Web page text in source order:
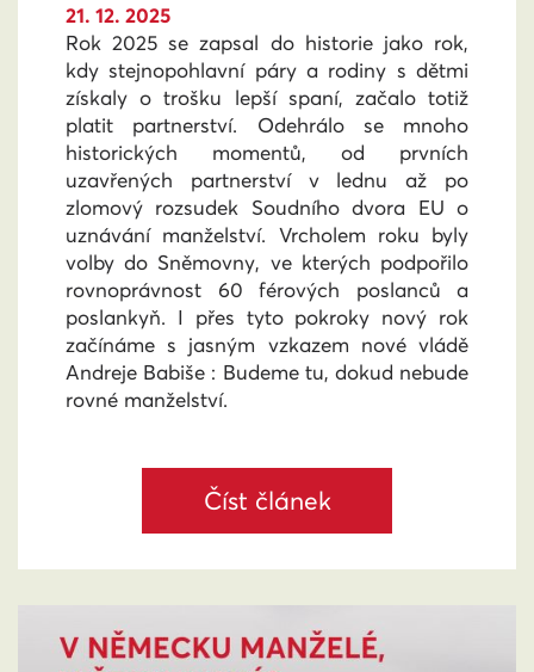
21. 12. 2025
Rok 2025 se zapsal do historie jako rok,
kdy stejnopohlavní páry a rodiny s dětmi
získaly o trošku lepší spaní, začalo totiž
platit partnerství. Odehrálo se mnoho
historických momentů, od prvních
uzavřených partnerství v lednu až po
zlomový rozsudek Soudního dvora EU o
uznávání manželství. Vrcholem roku byly
volby do Sněmovny, ve kterých podpořilo
rovnoprávnost 60 férových poslanců a
poslankyň. I přes tyto pokroky nový rok
začínáme s jasným vzkazem nové vládě
Andreje Babiše : Budeme tu, dokud nebude
rovné manželství.
Číst článek